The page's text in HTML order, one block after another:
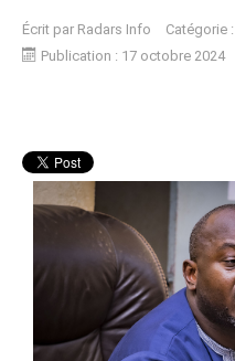
Écrit par Radars Info Catégorie :
Publication : 17 octobre 2024